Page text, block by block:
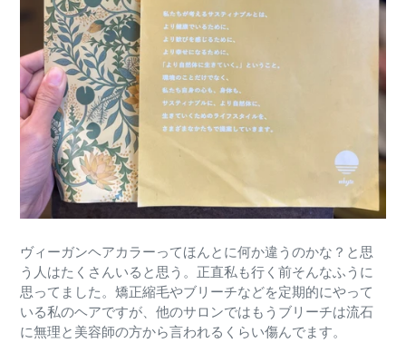
ヴィーガンヘアカラーってほんとに何か違うのかな？と思
う人はたくさんいると思う。正直私も行く前そんなふうに
思ってました。矯正縮毛やブリーチなどを定期的にやって
いる私のヘアですが、他のサロンではもうブリーチは流石
に無理と美容師の方から言われるくらい傷んでます。